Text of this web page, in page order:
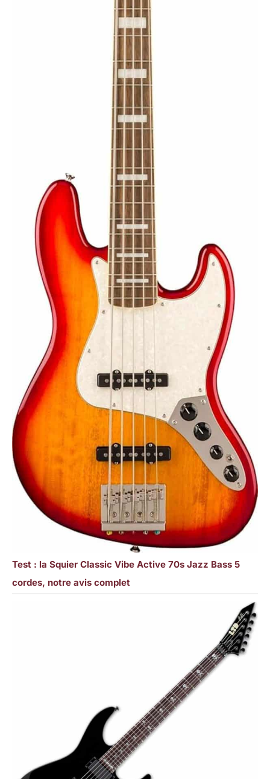
Test : la Squier Classic Vibe Active 70s Jazz Bass 5
cordes, notre avis complet